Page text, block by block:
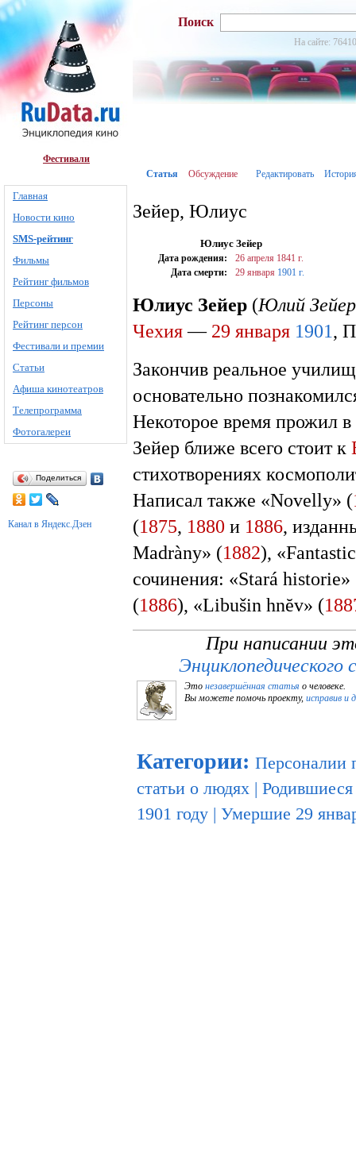
Фестивали
Главная
Новости кино
SMS-рейтинг
Фильмы
Рейтинг фильмов
Персоны
Рейтинг персон
Фестивали и премии
Статьи
Афиша кинотеатров
Телепрограмма
Фотогалереи
Поделиться
Канал в Яндекс.Дзен
Поиск
На сайте:
Статья Обсуждение Редактировать
Зейер, Юлиус
Юлиус Зейер
Дата рождения: 26 апреля 1841 г.
Дата смерти:
29 января 1901 г.
Юлиус Зейер (Юлий Зейер
Чехия— 29 января 1901,
Закончив реальное
основательно
Некоторое время прожил в
Зейер ближе всего стоит к
стихотворениях
Написал также «Novelly» (
(1875, 1880 и 1886,
Madràny» (1882),
сочинения: «Stará historie»
(1886), «Libušin hnĕv» (
При написании
Энциклопедического
Это незавершённая статья о человеке.
Вы можете помочь проекту, исправив и
Категории: Персоналии
статьи о людях | Родившиеся
1901 году | Умершие 29